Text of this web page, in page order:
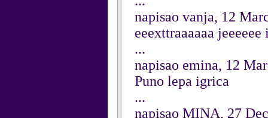
napisao vanja, 12
eeexttraaaaaa
...
napisao emina, 12
Puno lepa igrica
...
napisao MINA, 27